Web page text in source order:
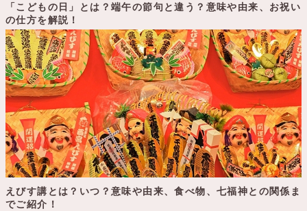
「こどもの日」とは？端午の節句と違う？意味や由来、お祝い
の仕方を解説！
えびす講とは？いつ？意味や由来、食べ物、七福神との関係ま
でご紹介！